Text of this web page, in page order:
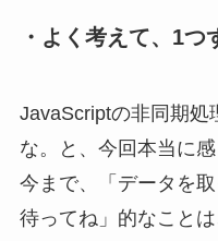
・よく考えて、1つ
JavaScriptの非同期処
な。と、今回本当に感
今まで、「データを
待ってね」的なこと